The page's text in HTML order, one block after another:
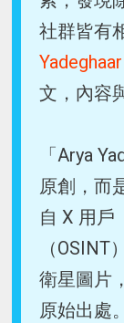
社群皆有
文，內容
「Arya
原創，而
自 X 用戶
（
衛星圖片
原始出處。